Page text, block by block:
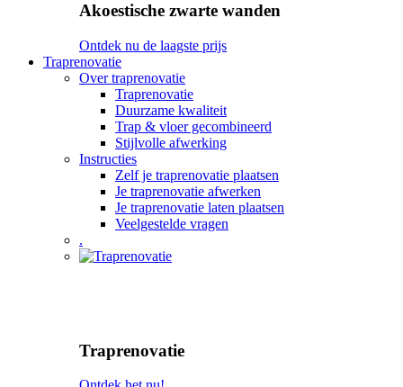
Akoestische zwarte wanden
Ontdek nu de laagste prijs
Traprenovatie
Over traprenovatie
Traprenovatie
Duurzame kwaliteit
Trap & vloer gecombineerd
Stijlvolle afwerking
Instructies
Zelf je traprenovatie plaatsen
Je traprenovatie afwerken
Je traprenovatie laten plaatsen
Veelgestelde vragen
.
Traprenovatie